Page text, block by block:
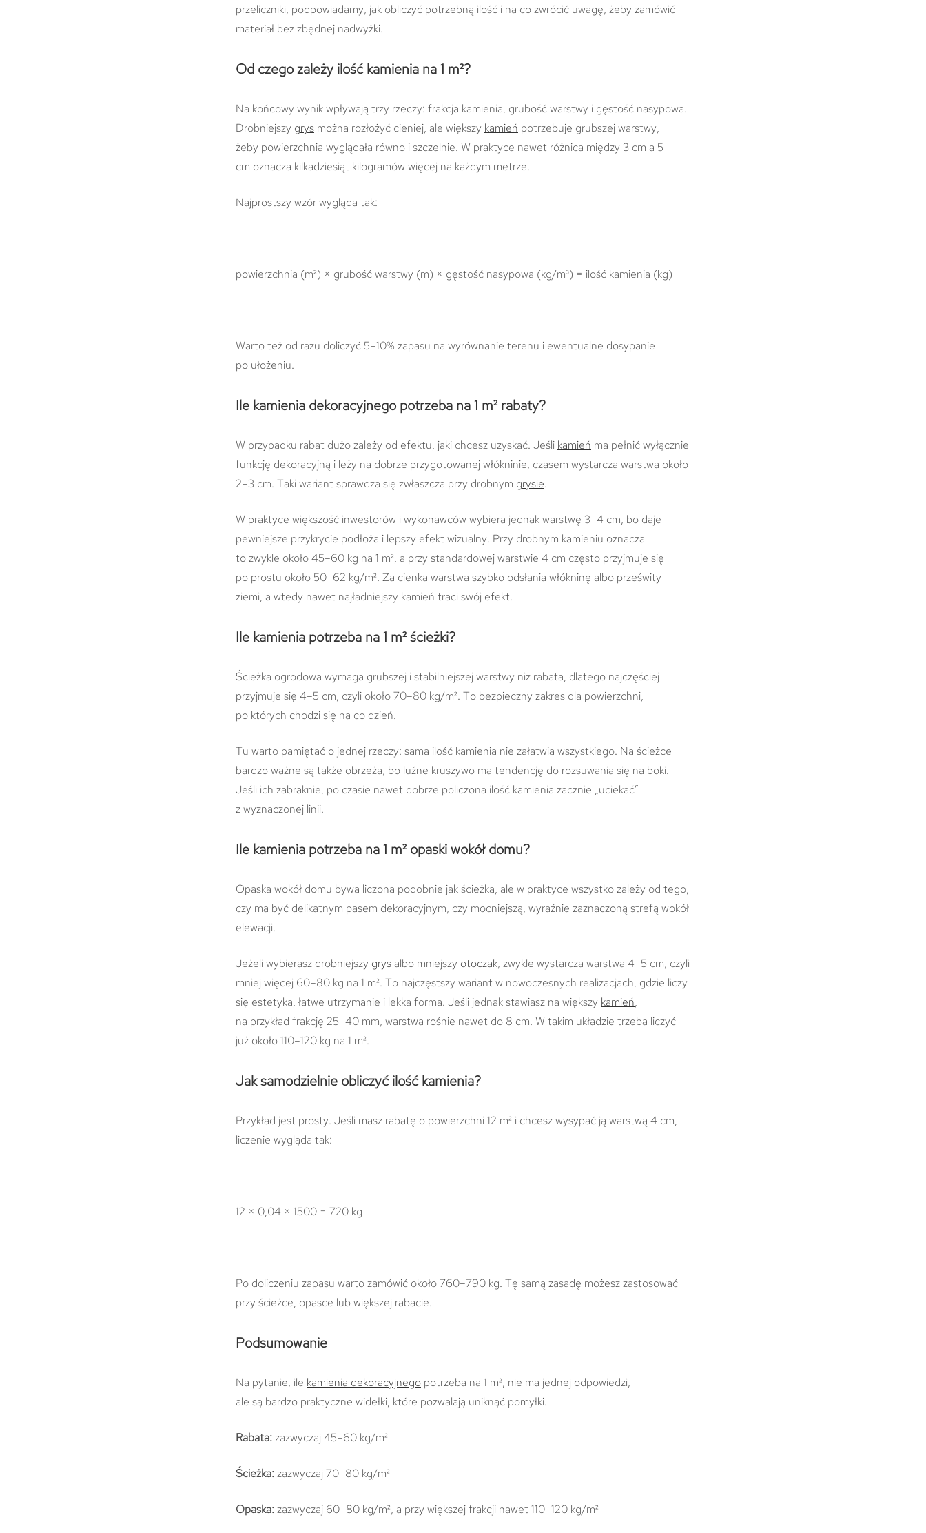
przeliczniki, podpowiadamy, jak obliczyć potrzebną ilość i na co zwrócić uwagę, żeby zamówić
materiał bez zbędnej nadwyżki.
Od czego zależy ilość kamienia na 1 m²?
Na końcowy wynik wpływają trzy rzeczy: frakcja kamienia, grubość warstwy i gęstość nasypowa.
Drobniejszy grys można rozłożyć cieniej, ale większy kamień potrzebuje grubszej warstwy,
żeby powierzchnia wyglądała równo i szczelnie. W praktyce nawet różnica między 3 cm a 5
cm oznacza kilkadziesiąt kilogramów więcej na każdym metrze.
Najprostszy wzór wygląda tak:
powierzchnia (m²) × grubość warstwy (m) × gęstość nasypowa (kg/m³) = ilość kamienia (kg)
Warto też od razu doliczyć 5–10% zapasu na wyrównanie terenu i ewentualne dosypanie
po ułożeniu.
Ile kamienia dekoracyjnego potrzeba na 1 m² rabaty?
W przypadku rabat dużo zależy od efektu, jaki chcesz uzyskać. Jeśli kamień ma pełnić wyłącznie
funkcję dekoracyjną i leży na dobrze przygotowanej włókninie, czasem wystarcza warstwa około
2–3 cm. Taki wariant sprawdza się zwłaszcza przy drobnym grysie.
W praktyce większość inwestorów i wykonawców wybiera jednak warstwę 3–4 cm, bo daje
pewniejsze przykrycie podłoża i lepszy efekt wizualny. Przy drobnym kamieniu oznacza
to zwykle około 45–60 kg na 1 m², a przy standardowej warstwie 4 cm często przyjmuje się
po prostu około 50–62 kg/m². Za cienka warstwa szybko odsłania włókninę albo prześwity
ziemi, a wtedy nawet najładniejszy kamień traci swój efekt.
Ile kamienia potrzeba na 1 m² ścieżki?
Ścieżka ogrodowa wymaga grubszej i stabilniejszej warstwy niż rabata, dlatego najczęściej
przyjmuje się 4–5 cm, czyli około 70–80 kg/m². To bezpieczny zakres dla powierzchni,
po których chodzi się na co dzień.
Tu warto pamiętać o jednej rzeczy: sama ilość kamienia nie załatwia wszystkiego. Na ścieżce
bardzo ważne są także obrzeża, bo luźne kruszywo ma tendencję do rozsuwania się na boki.
Jeśli ich zabraknie, po czasie nawet dobrze policzona ilość kamienia zacznie „uciekać”
z wyznaczonej linii.
Ile kamienia potrzeba na 1 m² opaski wokół domu?
Opaska wokół domu bywa liczona podobnie jak ścieżka, ale w praktyce wszystko zależy od tego,
czy ma być delikatnym pasem dekoracyjnym, czy mocniejszą, wyraźnie zaznaczoną strefą wokół
elewacji.
Jeżeli wybierasz drobniejszy grys albo mniejszy otoczak, zwykle wystarcza warstwa 4–5 cm, czyli
mniej więcej 60–80 kg na 1 m². To najczęstszy wariant w nowoczesnych realizacjach, gdzie liczy
się estetyka, łatwe utrzymanie i lekka forma. Jeśli jednak stawiasz na większy kamień,
na przykład frakcję 25–40 mm, warstwa rośnie nawet do 8 cm. W takim układzie trzeba liczyć
już około 110–120 kg na 1 m².
Jak samodzielnie obliczyć ilość kamienia?
Przykład jest prosty. Jeśli masz rabatę o powierzchni 12 m² i chcesz wysypać ją warstwą 4 cm,
liczenie wygląda tak:
12 × 0,04 × 1500 = 720 kg
Po doliczeniu zapasu warto zamówić około 760–790 kg. Tę samą zasadę możesz zastosować
przy ścieżce, opasce lub większej rabacie.
Podsumowanie
Na pytanie, ile kamienia dekoracyjnego potrzeba na 1 m², nie ma jednej odpowiedzi,
ale są bardzo praktyczne widełki, które pozwalają uniknąć pomyłki.
Rabata:zazwyczaj 45–60 kg/m²
Ścieżka:zazwyczaj 70–80 kg/m²
Opaska:zazwyczaj 60–80 kg/m², a przy większej frakcji nawet 110–120 kg/m²